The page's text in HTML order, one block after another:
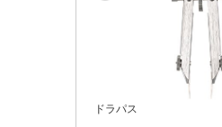
ドラパス